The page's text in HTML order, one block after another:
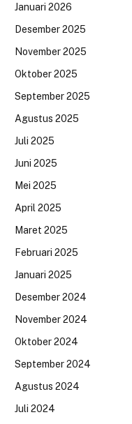
Januari 2026
Desember 2025
November 2025
Oktober 2025
September 2025
Agustus 2025
Juli 2025
Juni 2025
Mei 2025
April 2025
Maret 2025
Februari 2025
Januari 2025
Desember 2024
November 2024
Oktober 2024
September 2024
Agustus 2024
Juli 2024